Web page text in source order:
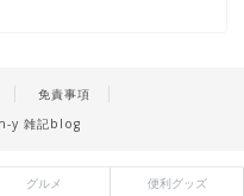
免責事項
y 雑記blog
グルメ 便利グッズ